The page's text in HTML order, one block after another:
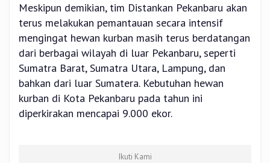
Meskipun demikian, tim Distankan Pekanbaru akan
terus melakukan pemantauan secara intensif
mengingat hewan kurban masih terus berdatangan
dari berbagai wilayah di luar Pekanbaru, seperti
Sumatra Barat, Sumatra Utara, Lampung, dan
bahkan dari luar Sumatera. Kebutuhan hewan
kurban di Kota Pekanbaru pada tahun ini
diperkirakan mencapai 9.000 ekor.
Ikuti Kami